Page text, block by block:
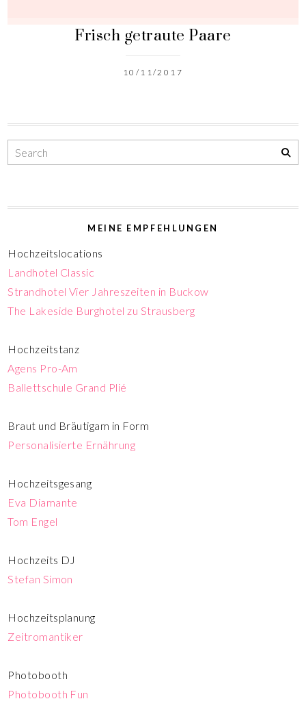
Frisch getraute Paare
10/11/2017
MEINE EMPFEHLUNGEN
Hochzeitslocations
Landhotel Classic
Strandhotel Vier Jahreszeiten in Buckow
The Lakeside Burghotel zu Strausberg
Hochzeitstanz
Agens Pro-Am
Ballettschule Grand Plié
Braut und Bräutigam in Form
Personalisierte Ernährung
Hochzeitsgesang
Eva Diamante
Tom Engel
Hochzeits DJ
Stefan Simon
Hochzeitsplanung
Zeitromantiker
Photobooth
Photobooth Fun